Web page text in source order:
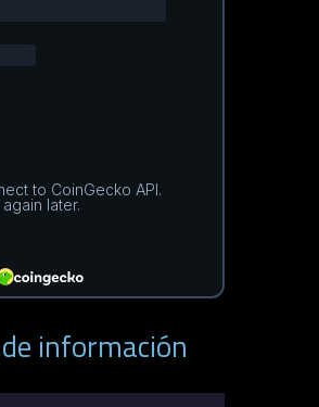
información